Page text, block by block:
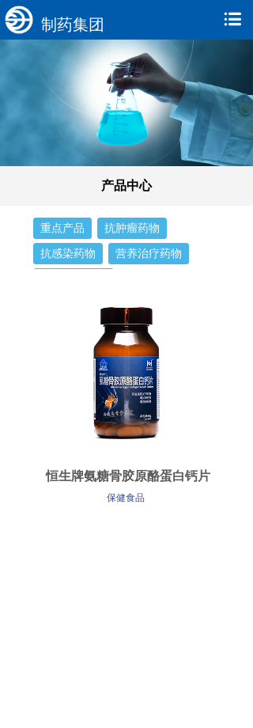
产品中心
重点产品
抗肿瘤药物
抗感染药物
营养治疗药物
恒生牌氨糖骨胶原酪蛋白钙片
保健食品
制药集团